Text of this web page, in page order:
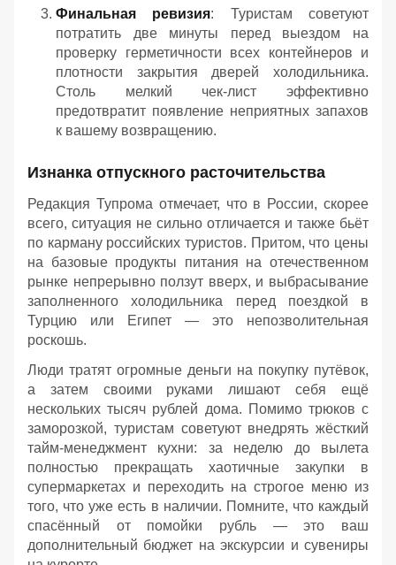
Финальная ревизия: Туристам советуют
потратить две минуты перед выездом на
проверку герметичности всех контейнеров и
плотности закрытия дверей холодильника.
Столь мелкий чек-лист эффективно
предотвратит появление неприятных запахов
к вашему возвращению.
Изнанка отпускного расточительства
Редакция Тупрома отмечает, что в России, скорее
всего, ситуация не сильно отличается и также бьёт
по карману российских туристов. Притом, что цены
на базовые продукты питания на отечественном
рынке непрерывно ползут вверх, и выбрасывание
заполненного холодильника перед поездкой в
Турцию или Египет — это непозволительная
роскошь.
Люди тратят огромные деньги на покупку путёвок,
а затем своими руками лишают себя ещё
нескольких тысяч рублей дома. Помимо трюков с
заморозкой, туристам советуют внедрять жёсткий
тайм-менеджмент кухни: за неделю до вылета
полностью прекращать хаотичные закупки в
супермаркетах и переходить на строгое меню из
того, что уже есть в наличии. Помните, что каждый
спасённый от помойки рубль — это ваш
дополнительный бюджет на экскурсии и сувениры